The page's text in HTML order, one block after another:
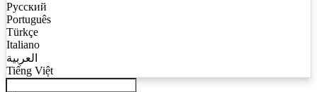
Русский
Português
Türkçe
Italiano
العربية
Tiếng Việt